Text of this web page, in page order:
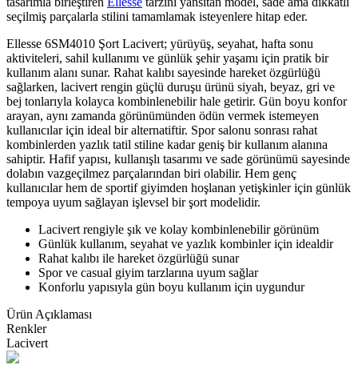
seçilmiş parçalarla stilini tamamlamak isteyenlere hitap eder.
Ellesse 6SM4010 Şort Lacivert; yürüyüş, seyahat, hafta sonu
aktiviteleri, sahil kullanımı ve günlük şehir yaşamı için pratik bir
kullanım alanı sunar. Rahat kalıbı sayesinde hareket özgürlüğü
sağlarken, lacivert rengin güçlü duruşu ürünü siyah, beyaz, gri ve
bej tonlarıyla kolayca kombinlenebilir hale getirir. Gün boyu konfor
arayan, aynı zamanda görünümünden ödün vermek istemeyen
kullanıcılar için ideal bir alternatiftir. Spor salonu sonrası rahat
kombinlerden yazlık tatil stiline kadar geniş bir kullanım alanına
sahiptir. Hafif yapısı, kullanışlı tasarımı ve sade görünümü sayesinde
dolabın vazgeçilmez parçalarından biri olabilir. Hem genç
kullanıcılar hem de sportif giyimden hoşlanan yetişkinler için günlük
tempoya uyum sağlayan işlevsel bir şort modelidir.
Lacivert rengiyle şık ve kolay kombinlenebilir görünüm
Günlük kullanım, seyahat ve yazlık kombinler için idealdir
Rahat kalıbı ile hareket özgürlüğü sunar
Spor ve casual giyim tarzlarına uyum sağlar
Konforlu yapısıyla gün boyu kullanım için uygundur
Ürün Açıklaması
Renkler
Lacivert